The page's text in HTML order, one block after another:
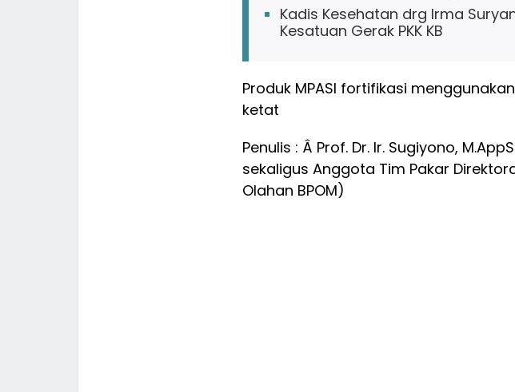
Kadis Kesehatan drg Irma
Kesatuan Gerak PKK KB
Produk MPASI fortifikasi
ketat
Penulis : Â Prof. Dr. Ir. Sugiyono,
sekaligus Anggota Tim Pakar
Olahan BPOM)